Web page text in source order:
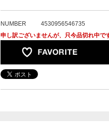
NUMBER
4530956546735
申し訳ございませんが、只今品切れ中で